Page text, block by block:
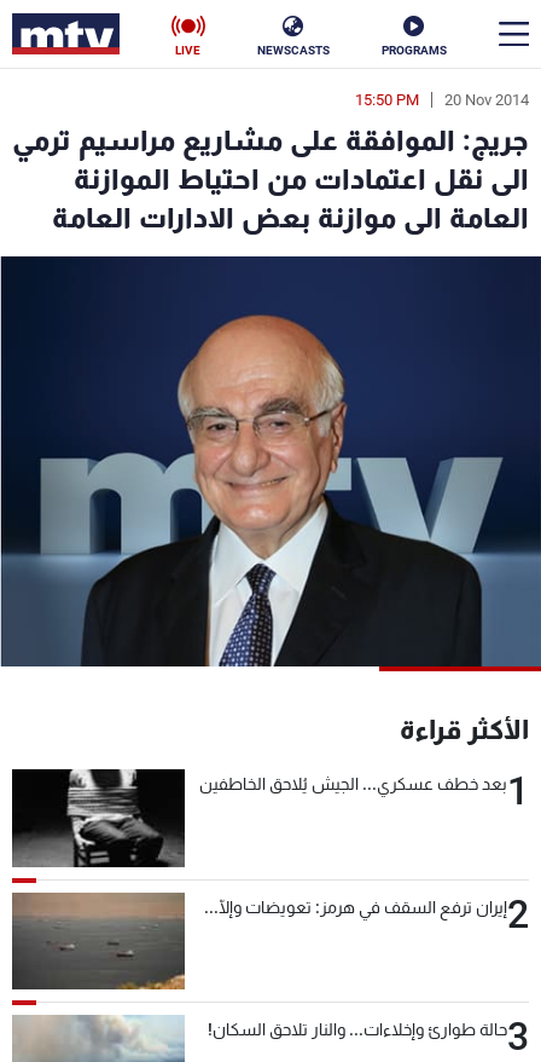
PROGRAMS
NEWSCASTS
LIVE
20 Nov 2014
15:50 PM
جريج: الموافقة على مشاريع مراسيم ترمي
الى نقل اعتمادات من احتياط الموازنة
العامة الى موازنة بعض الادارات العامة
الأكثر قراءة
1بعد خطف عسكري... الجيش يُلاحق الخاطفين
2إيران ترفع السقف في هرمز: تعويضات وإلّا...
3حالة طوارئ وإخلاءات... والنار تلاحق السكان!
en
الأخبار
سياسة ناس
رياضة
البرامج
جدول البرامج
شاهد البرامج
لاعلاناتكم